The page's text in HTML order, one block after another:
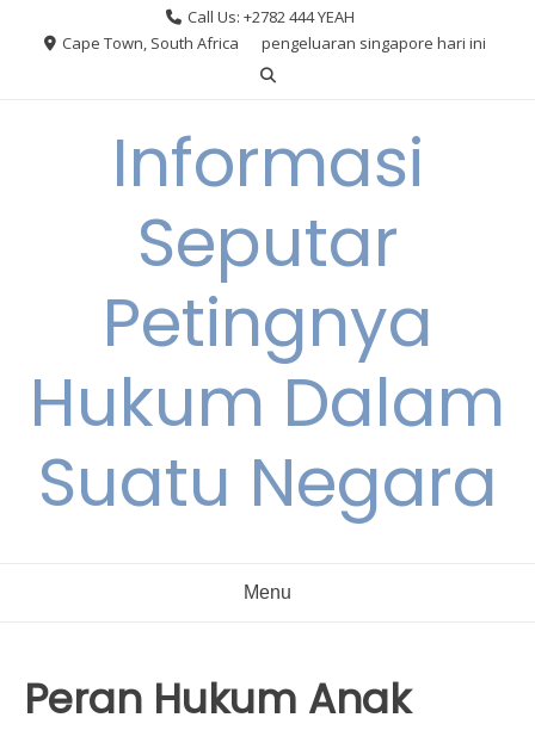
Call Us: +2782 444 YEAH
Cape Town, South Africa
pengeluaran singapore hari ini
Informasi
Seputar
Petingnya
Hukum Dalam
Suatu Negara
Menu
Peran Hukum Anak